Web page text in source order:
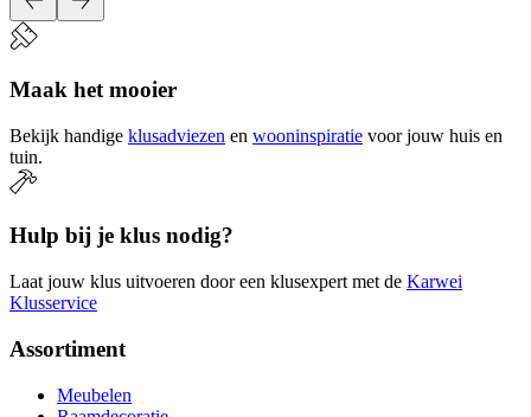
Maak het mooier
Bekijk handige klusadviezen en wooninspiratie voor jouw huis en
tuin.
Hulp bij je klus nodig?
Laat jouw klus uitvoeren door een klusexpert met de Karwei
Klusservice
Assortiment
Meubelen